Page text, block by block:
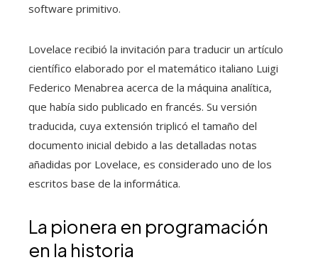
software primitivo.
Lovelace recibió la invitación para traducir un artículo
científico elaborado por el matemático italiano Luigi
Federico Menabrea acerca de la máquina analítica,
que había sido publicado en francés. Su versión
traducida, cuya extensión triplicó el tamaño del
documento inicial debido a las detalladas notas
añadidas por Lovelace, es considerado uno de los
escritos base de la informática.
La pionera en programación
en la historia